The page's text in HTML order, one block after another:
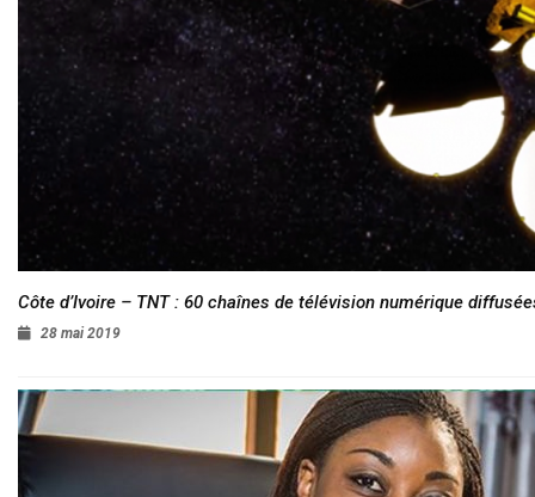
Côte d’Ivoire – TNT : 60 chaînes de télévision numérique
28 mai 2019